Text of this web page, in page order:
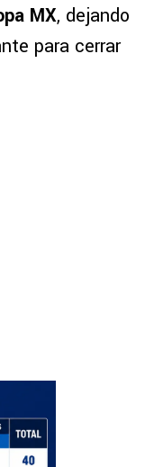
MX, dejando
para cerrar